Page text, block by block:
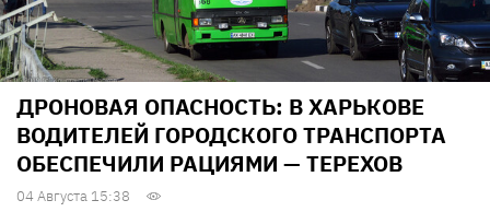
ДРОНОВАЯ ОПАСНОСТЬ: В ХАРЬКОВЕ
ВОДИТЕЛЕЙ ГОРОДСКОГО ТРАНСПОРТА
ОБЕСПЕЧИЛИ РАЦИЯМИ — ТЕРЕХОВ
04 Августа 15:38